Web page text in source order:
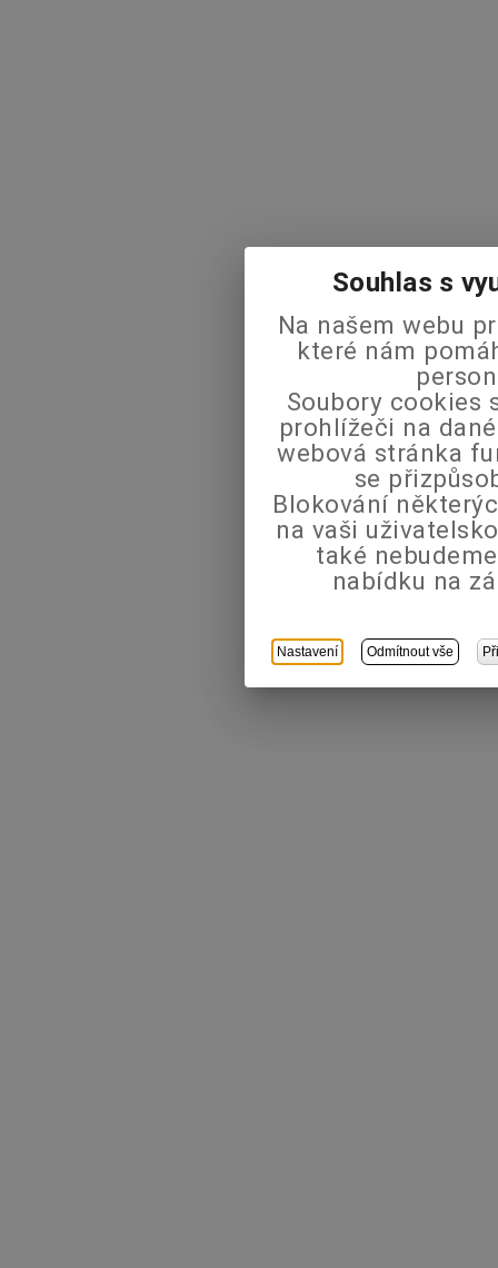
Souhlas s
Na našem webu
které nám
Soubory cookies
prohlížeči na
webová stránka
se
Blokování
na vaši
také
nabídku na
Nastavení Odmítnout vše